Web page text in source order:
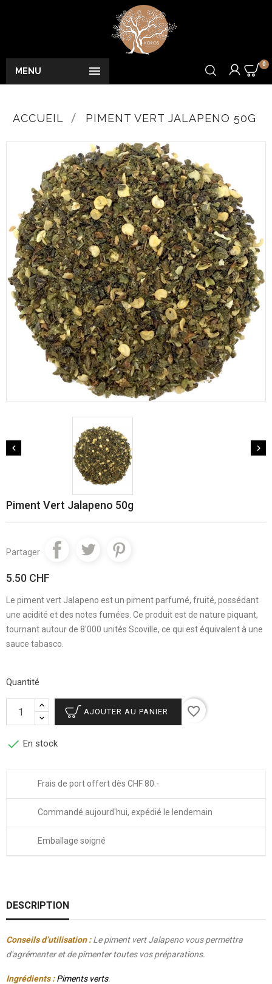

MENU
0
ACCUEIL PIMENT VERT JALAPENO 50G
 
Piment Vert Jalapeno 50g
Partager
5.50 CHF
Le piment vert Jalapeno est un piment parfumé, fruité, possédant
une acidité et des notes fumées. Ce produit est de nature piquant,
tournant autour de 8'000 unités Scoville, ce qui est équivalent à une
sauce tabasco.
Quantité
AJOUTER AU PANIER favorite_border
 En stock
Frais de port offert dès CHF 80.-
Commandé aujourd'hui, expédié le lendemain
Emballage soigné
DESCRIPTION
Conseils d’utilisation :Le piment vert Jalapeno vous permettra
d'agrémenter et de pimenter toutes vos préparations.
Ingrédients : Piments verts.